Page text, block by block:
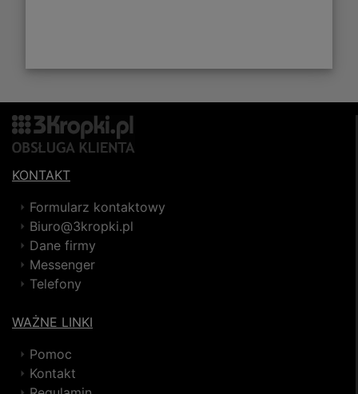
KONTAKT
Formularz kontaktowy
Biuro@3kropki.pl
Dane firmy
Messenger
Telefony
WAŻNE LINKI
Pomoc
Kontakt